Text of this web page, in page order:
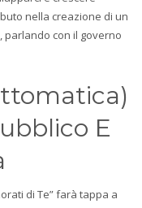
nella creazione di un
con il governo
E
di Te” farà tappa a